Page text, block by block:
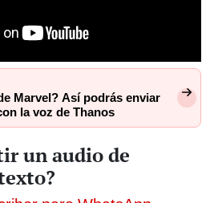
Marvel? Así podrás enviar
la voz de Thanos
un audio de